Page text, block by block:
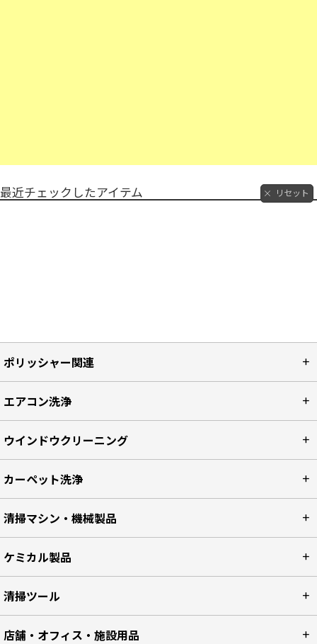
最近チェックしたアイテム リセット
ポリッシャー関連
エアコン洗浄
ウインドウクリーニング
カーペット洗浄
清掃マシン・機械製品
ケミカル製品
清掃ツール
店舗・オフィス・施設用品